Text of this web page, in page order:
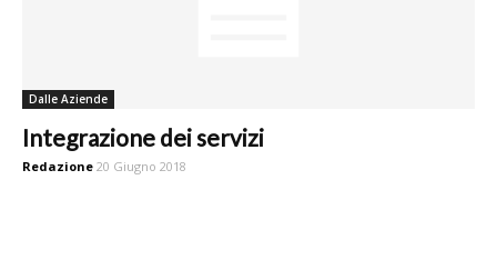
Dalle Aziende
Integrazione dei servizi
Redazione 20 Giugno 2018